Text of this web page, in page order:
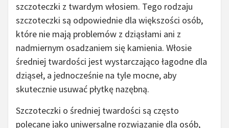
szczoteczki z twardym włosiem. Tego rodzaju
szczoteczki są odpowiednie dla większości osób,
które nie mają problemów z dziąsłami ani z
nadmiernym osadzaniem się kamienia. Włosie
średniej twardości jest wystarczająco łagodne dla
dziąseł, a jednocześnie na tyle mocne, aby
skutecznie usuwać płytkę nazębną.
Szczoteczki o średniej twardości są często
polecane jako uniwersalne rozwiązanie dla osób,